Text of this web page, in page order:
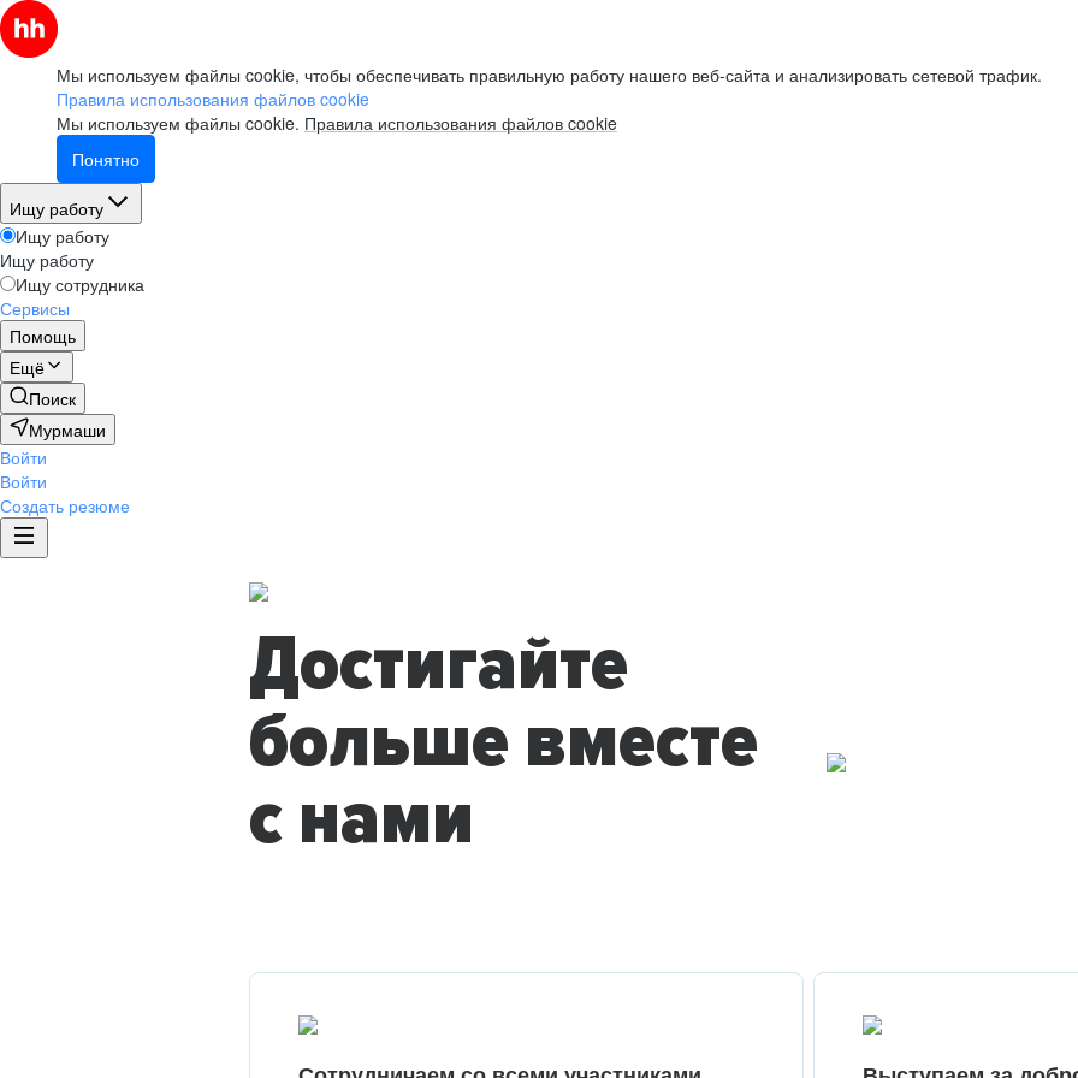
Мы используем файлы cookie, чтобы обеспечивать правильную работу нашего веб-сайта и анализировать сетевой трафик.
Правила использования файлов cookie
Мы используем файлы cookie. Правила использования файлов cookie
Понятно
Ищу работу
Ищу работу
Ищу работу
Ищу сотрудника
Сервисы
Помощь
Ещё
Поиск
Мурмаши
Войти
Войти
Создать резюме
Достигайте
больше вместе
с нами